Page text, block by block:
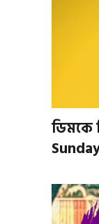
ডিমকে